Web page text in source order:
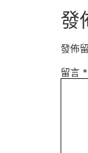
發
發佈
留言 *